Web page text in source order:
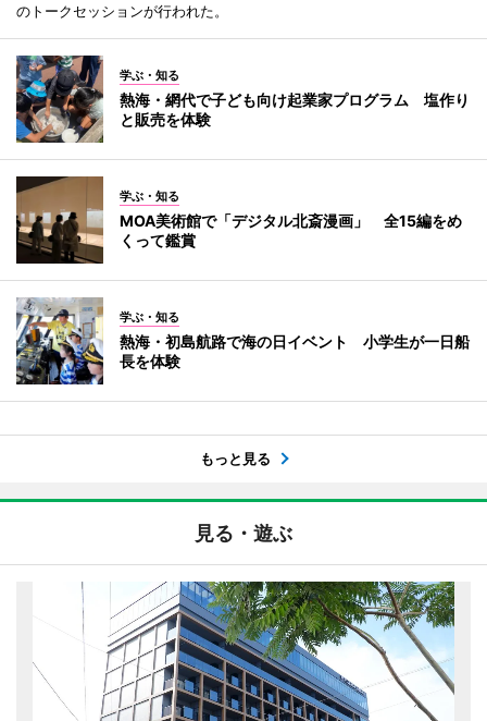
のトークセッションが行われた。
学ぶ・知る
熱海・網代で子ども向け起業家プログラム 塩作り
と販売を体験
学ぶ・知る
MOA美術館で「デジタル北斎漫画」 全15編をめ
くって鑑賞
学ぶ・知る
熱海・初島航路で海の日イベント 小学生が一日船
長を体験
もっと見る
見る・遊ぶ